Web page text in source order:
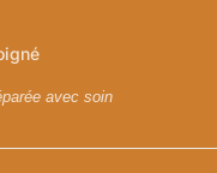
avec soin